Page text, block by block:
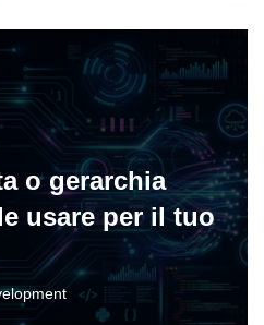
o gerarchia
usare per il tuo